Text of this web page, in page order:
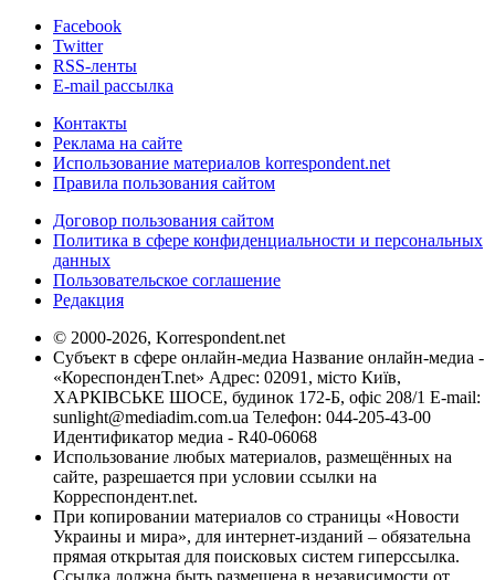
Facebook
Twitter
RSS-ленты
E-mail рассылка
Контакты
Реклама на сайте
Использование материалов korrespondent.net
Правила пользования сайтом
Договор пользования сайтом
Политика в сфере конфиденциальности и персональных
данных
Пользовательское соглашение
Редакция
© 2000-2026, Korrespondent.net
Субъект в сфере онлайн-медиа Название онлайн-медиа -
«КореспонденТ.net» Адрес: 02091, місто Київ,
ХАРКІВСЬКЕ ШОСЕ, будинок 172-Б, офіс 208/1 E-mail:
sunlight@mediadim.com.ua Телефон: 044-205-43-00
Идентификатор медиа - R40-06068
Использование любых материалов, размещённых на
сайте, разрешается при условии ссылки на
Корреспондент.net.
При копировании материалов со страницы «Новости
Украины и мира», для интернет-изданий – обязательна
прямая открытая для поисковых систем гиперссылка.